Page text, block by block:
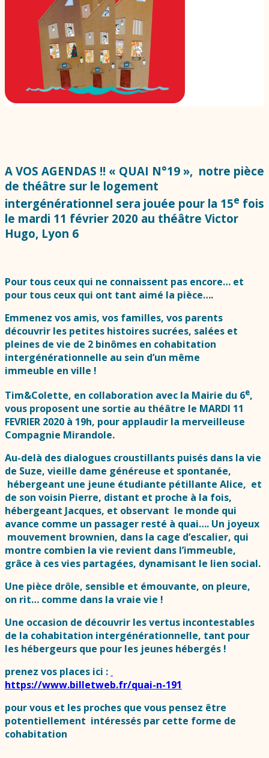
A VOS AGENDAS !! « QUAI N°19 », notre pièce
de théâtre sur le logement
intergénérationnel sera jouée pour la 15e fois
le mardi 11 février 2020 au théâtre Victor
Hugo, Lyon 6
Pour tous ceux qui ne connaissent pas encore… et
pour tous ceux qui ont tant aimé la pièce….
Emmenez vos amis, vos familles, vos parents
découvrir les petites histoires sucrées, salées et
pleines de vie de 2 binômes en cohabitation
intergénérationnelle au sein d’un même
immeuble en ville !
Tim&Colette, en collaboration avec la Mairie du 6e,
vous proposent une sortie au théâtre le MARDI 11
FEVRIER 2020 à 19h, pour applaudir la merveilleuse
Compagnie Mirandole.
Au-delà des dialogues croustillants puisés dans la vie
de Suze, vieille dame généreuse et spontanée,
hébergeant une jeune étudiante pétillante Alice, et
de son voisin Pierre, distant et proche à la fois,
hébergeant Jacques, et observant le monde qui
avance comme un passager resté à quai…. Un joyeux
mouvement brownien, dans la cage d’escalier, qui
montre combien la vie revient dans l’immeuble,
grâce à ces vies partagées, dynamisant le lien social.
Une pièce drôle, sensible et émouvante, on pleure,
on rit… comme dans la vraie vie !
Une occasion de découvrir les vertus incontestables
de la cohabitation intergénérationnelle, tant pour
les hébergeurs que pour les jeunes hébergés !
prenez vos places ici :
https://www.billetweb.fr/quai-n-191
pour vous et les proches que vous pensez être
potentiellement intéressés par cette forme de
cohabitation